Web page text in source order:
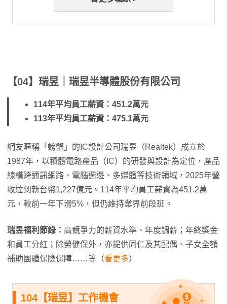
【04】瑞昱｜瑞昱半導體股份有限公司
114年平均員工薪資：451.2萬元
113年平均員工薪資：475.1萬元
網友暱稱「螃蟹」的IC設計公司瑞昱（Realtek）成立於
1987年，以積體電路產品（IC）的研發與設計為定位，產品
線橫跨通訊網路、電腦週邊、多媒體等技術領域，2025年營
收達到新台幣1,227億元。114年平均員工薪資為451.2萬
元，較前一年下滑5%，但仍維持業界前段班。
瑞昱福利節錄： 高競爭力的薪資水準、年度調薪；年終獎金
和員工分紅；除勞健保外，亦提供同仁及其配偶、子女全額
補助團體保險保障……等（看更多）
104【瑞昱】工作機會